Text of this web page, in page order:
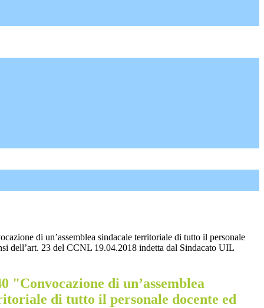
di un’assemblea sindacale territoriale di tutto il personale
dell’art. 23 del CCNL 19.04.2018 indetta dal Sindacato UIL
"Convocazione di un’assemblea
di tutto il personale docente ed